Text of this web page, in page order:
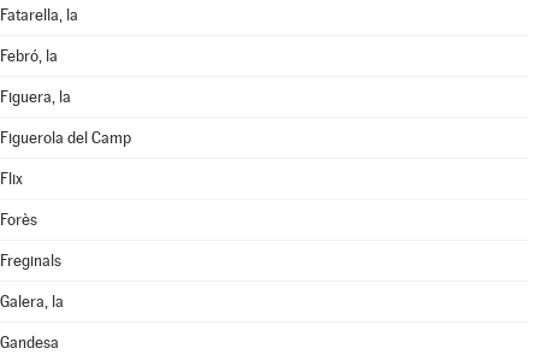
Fatarella, la
Febró, la
Figuera, la
Figuerola del Camp
Flix
Forès
Freginals
Galera, la
Gandesa